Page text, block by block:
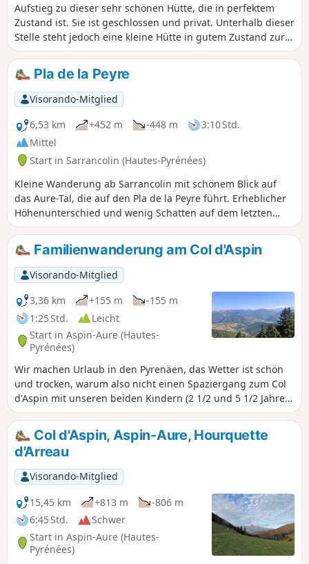
Aufstieg zu dieser sehr schönen Hütte, die in perfektem
Zustand ist. Sie ist geschlossen und privat. Unterhalb dieser
Stelle steht jedoch eine kleine Hütte in gutem Zustand zur
Verfügung. Achtung: Die Wanderung verläuft teilweise
ohne Markierungen, daher ist Orientierungssinn
erforderlich.Diese Wanderung kann bei mittlerer
Schneelage unternommen werden. Allerdings ist dann ein
noch besserer Orientierungssinn erforderlich.
Pla de la Peyre
Visorando-Mitglied
6,53 km
+452 m -448 m
3:10 Std.
Mittel
Start in Sarrancolin (Hautes-Pyrénées)
Kleine Wanderung ab Sarrancolin mit schönem Blick auf
das Aure-Tal, die auf den Pla de la Peyre führt. Erheblicher
Höhenunterschied und wenig Schatten auf dem letzten
Stück.
Familienwanderung am Col d'Aspin
Visorando-Mitglied
3,36 km
+155 m
-155 m
1:25 Std.
Leicht
Start in Aspin-Aure (Hautes-
Pyrénées)
Wir machen Urlaub in den Pyrenäen, das Wetter ist schön
und trocken, warum also nicht einen Spaziergang zum Col
d'Aspin mit unseren beiden Kindern (2 1/2 und 5 1/2 Jahre
alt) unternehmen?
Col d'Aspin, Aspin-Aure, Hourquette
d'Arreau
Visorando-Mitglied
15,45 km
+813 m
-806 m
6:45 Std.
Schwer
Start in Aspin-Aure (Hautes-
Pyrénées)